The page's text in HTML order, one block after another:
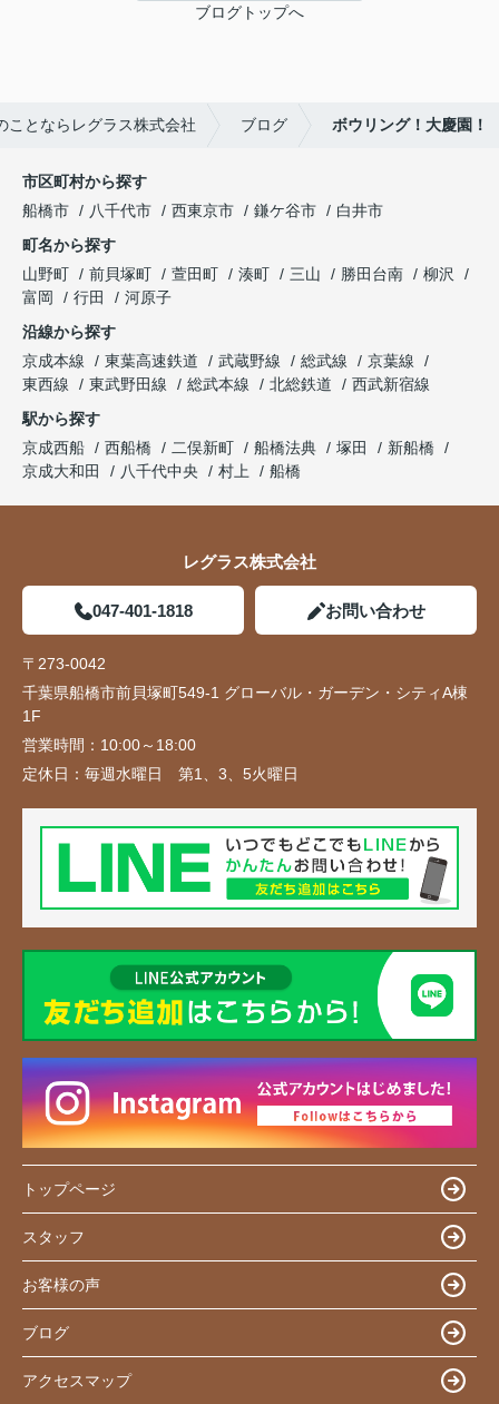
ブログトップへ
ことならレグラス株式会社 ブログ ボウリング！大慶園！
市区町村から探す
船橋市
八千代市 西東京市 鎌ケ谷市
白井市
町名から探す
山野町
前貝塚町 萱田町 湊町 三山 勝田台南
柳沢
富岡
行田
河原子
沿線から探す
京成本線
東葉高速鉄道 武蔵野線 総武線
京葉線
東西線
東武野田線 総武本線 北総鉄道
西武新宿線
駅から探す
京成西船
西船橋 二俣新町 船橋法典 塚田
新船橋
京成大和田
八千代中央 村上 船橋
レグラス株式会社
047-401-1818 お問い合わせ
〒273-0042
千葉県船橋市前貝塚町549-1 グローバル・ガーデン・シティA棟
1F
営業時間： 10:00～18:00
定休日： 毎週水曜日 第1、3、5火曜日
トップページ
スタッフ
お客様の声
ブログ
アクセスマップ